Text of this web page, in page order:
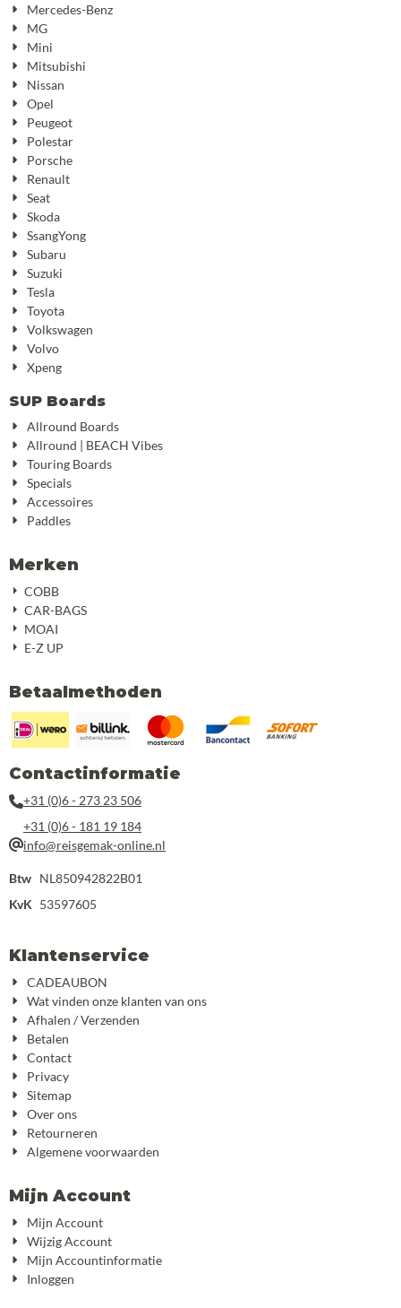
Mercedes-Benz
MG
Mini
Mitsubishi
Nissan
Opel
Peugeot
Polestar
Porsche
Renault
Seat
Skoda
SsangYong
Subaru
Suzuki
Tesla
Toyota
Volkswagen
Volvo
Xpeng
SUP Boards
Allround Boards
Allround | BEACH Vibes
Touring Boards
Specials
Accessoires
Paddles
Merken
COBB
CAR-BAGS
MOAI
E-Z UP
Betaalmethoden
Contactinformatie
+31 (0)6 - 273 23 506
+31 (0)6 - 181 19 184
info@reisgemak-online.nl
Btw NL850942822B01
KvK 53597605
Klantenservice
CADEAUBON
Wat vinden onze klanten van ons
Afhalen / Verzenden
Betalen
Contact
Privacy
Sitemap
Over ons
Retourneren
Algemene voorwaarden
Mijn Account
Mijn Account
Wijzig Account
Mijn Accountinformatie
Inloggen